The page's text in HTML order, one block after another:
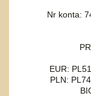
Nr konta:
EUR:
PLN: